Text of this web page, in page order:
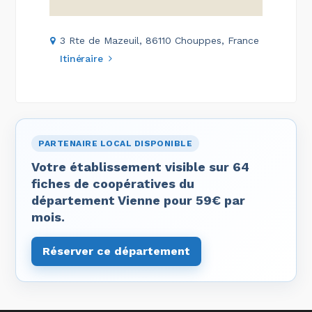
3 Rte de Mazeuil, 86110 Chouppes, France
Itinéraire
PARTENAIRE LOCAL DISPONIBLE
Votre établissement visible sur 64
fiches de coopératives du
département Vienne pour 59€ par
mois.
Réserver ce département